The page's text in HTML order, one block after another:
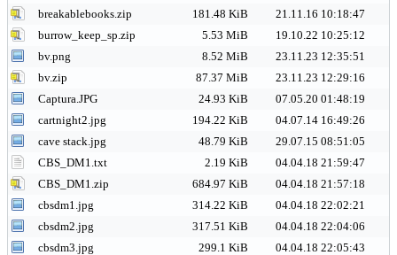
breakablebooks.zip
181.48 KiB
21.11.16 10:18:47
burrow_keep_sp.zip
5.53 MiB
19.10.22 10:25:12
bv.png
8.52 MiB
23.11.23 12:35:51
bv.zip
87.37 MiB
23.11.23 12:29:16
Captura.JPG
24.93 KiB
07.05.20 01:48:19
cartnight2.jpg
194.22 KiB
04.07.14 16:49:26
cave stack.jpg
48.79 KiB
29.07.15 08:51:05
CBS_DM1.txt
2.19 KiB
04.04.18 21:59:47
CBS_DM1.zip
684.97 KiB
04.04.18 21:57:18
cbsdm1.jpg
314.22 KiB
04.04.18 22:02:21
cbsdm2.jpg
317.51 KiB
04.04.18 22:04:06
cbsdm3.jpg
299.1 KiB
04.04.18 22:05:43